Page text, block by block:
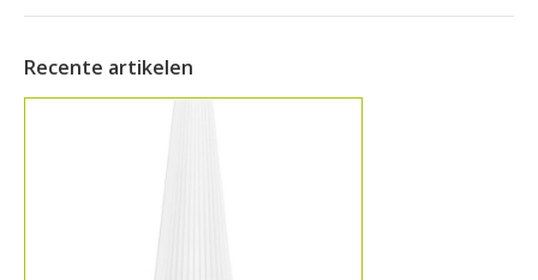
Recente artikelen